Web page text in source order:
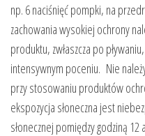
np. 6 naciśnięć pompki, na
zachowania wysokiej ochrony
produktu, zwłaszcza po
intensywnym poceniu. Nie
przy stosowaniu produktów
ekspozycja słoneczna jest
słonecznej pomiędzy godziną